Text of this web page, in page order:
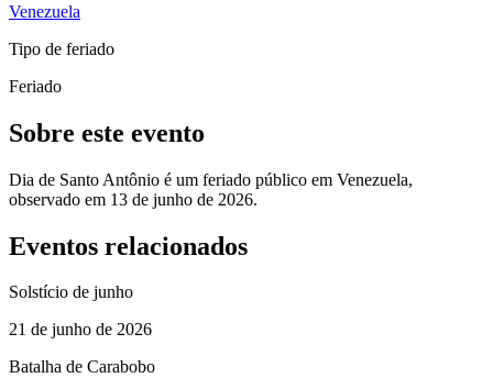
Venezuela
Tipo de feriado
Feriado
Sobre este evento
Dia de Santo Antônio é um feriado público em Venezuela,
observado em 13 de junho de 2026.
Eventos relacionados
Solstício de junho
21 de junho de 2026
Batalha de Carabobo